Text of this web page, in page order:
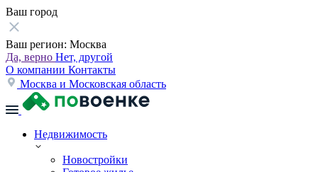
Ваш город
Ваш регион: Москва
Да, верно Нет, другой
О компании Контакты
Москва и Московская область
Недвижимость
Новостройки